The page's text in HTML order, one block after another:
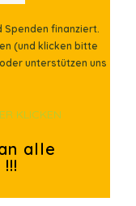
Spenden finanziert.
(und klicken bitte
unterstützen uns
KLICKEN
alle